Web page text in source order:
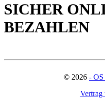
SICHER
BEZAHLEN
© 2026 - OS
Vertrag